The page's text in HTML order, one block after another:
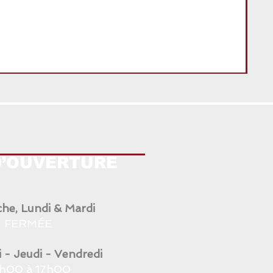
Lundi & Mardi
- Jeudi - Vendredi